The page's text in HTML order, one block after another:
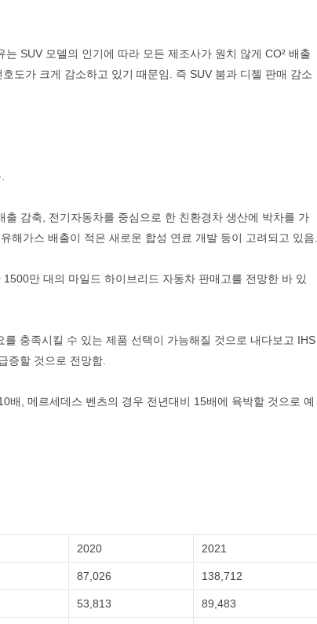
SUV 모델의 인기에 따라 모든 제조사가 원치 않게 CO² 배출
도가 크게 감소하고 있기 때문임. 즉 SUV 붐과 디젤 판매 감소
감축, 전기자동차를 중심으로 한 친환경차 생산에 박차를 가
해가스 배출이 적은 새로운 합성 연료 개발 등이 고려되고 있음.
만 대의 마일드 하이브리드 자동차 판매고를 전망한 바 있
충족시킬 수 있는 제품 선택이 가능해질 것으로 내다보고 IHS
증할 것으로 전망함.
, 메르세데스 벤츠의 경우 전년대비 15배에 육박할 것으로 예
2020 2021
87,026 138,712
53,813 89,483